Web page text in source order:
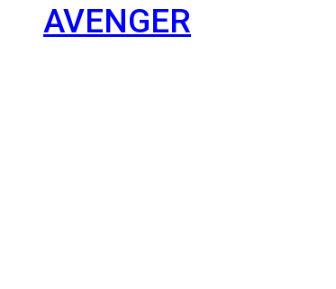
AVENGER